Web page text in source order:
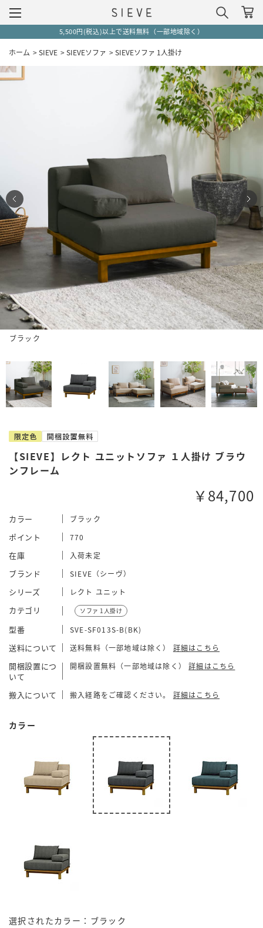
5,500円(税込)以上で送料無料（一部地域除く）
ホーム >SIEVE >SIEVEソファ >SIEVEソファ 1人掛け
ブラック
【SIEVE】レクト ユニットソファ １人掛け ブラウ
ンフレーム
￥84,700
カラー ブラック
ポイント 770
在庫 入荷未定
ブランド SIEVE（シーヴ）
シリーズ レクト ユニット
カテゴリ ソファ 1人掛け
型番 SVE-SF013S-B(BK)
送料について 送料無料（一部地域は除く） 詳細はこちら
開梱設置につ
いて
開梱設置無料（一部地域は除く）詳細はこちら
搬入について 搬入経路をご確認ください。 詳細はこちら
カラー
選択されたカラー：ブラック